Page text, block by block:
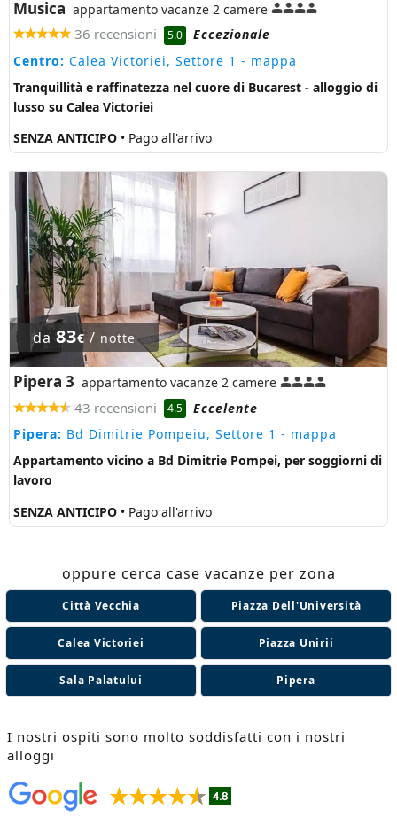
Musica appartamento vacanze 2 camere
36 recensioni 5.0
Eccezionale
Centro: Calea Victoriei, Settore 1 - mappa
Tranquillità e raffinatezza nel cuore di Bucarest - alloggio di
lusso su Calea Victoriei
SENZA ANTICIPO • Pago all'arrivo
da83€/ notte
Pipera 3 appartamento vacanze 2 camere
43 recensioni 4.5
Eccelente
Pipera: Bd Dimitrie Pompeiu, Settore 1 - mappa
Appartamento vicino a Bd Dimitrie Pompei, per soggiorni di
lavoro
SENZA ANTICIPO • Pago all'arrivo
oppure cerca case vacanze per zona
Città Vecchia Piazza Dell'Università
Calea Victoriei Piazza Unirii
Sala Palatului Pipera
I nostri ospiti sono molto soddisfatti con i nostri
alloggi